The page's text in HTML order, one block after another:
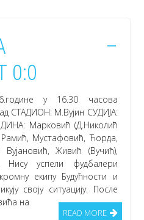
–
0:0
у 16.30 часова
СТАДИОН: М.Вујин СУДИЈА:
Марковић (Д.Николић
Мустафовић, Ћорда,
Вујановић, Живић (Вучић),
Нису успели фудбалери
екипу Будућности и
своју ситуацију. После
на
READ MORE